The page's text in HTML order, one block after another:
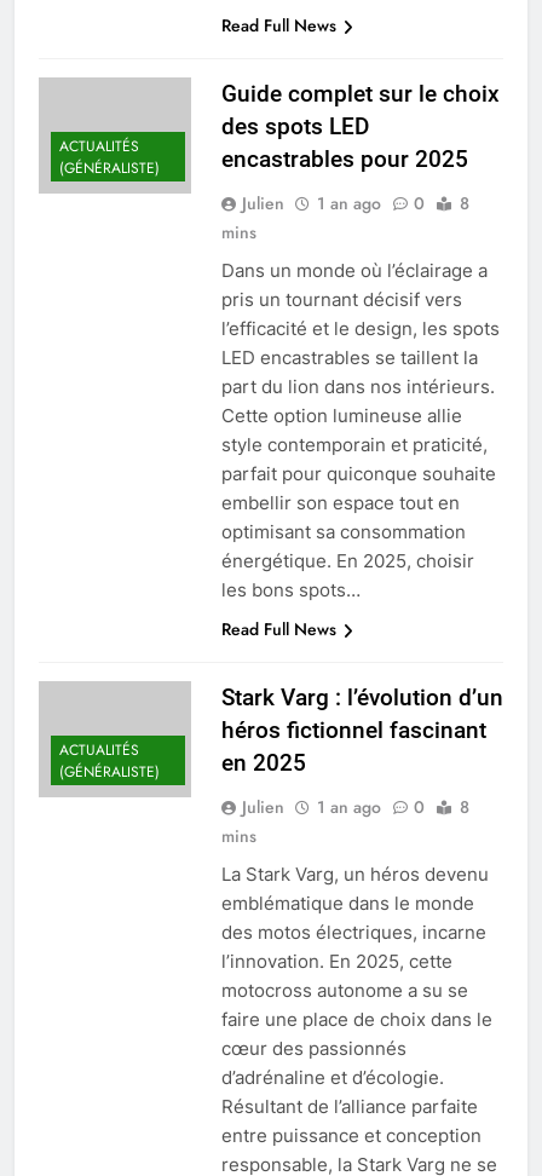
Read Full News
ACTUALITÉS
(GÉNÉRALISTE)
Guide complet sur le choix
des spots LED
encastrables pour 2025
Julien 1 an ago 0
8
mins
Dans un monde où l’éclairage a
pris un tournant décisif vers
l’efficacité et le design, les spots
LED encastrables se taillent la
part du lion dans nos intérieurs.
Cette option lumineuse allie
style contemporain et praticité,
parfait pour quiconque souhaite
embellir son espace tout en
optimisant sa consommation
énergétique. En 2025, choisir
les bons spots…
Read Full News
ACTUALITÉS
(GÉNÉRALISTE)
Stark Varg : l’évolution d’un
héros fictionnel fascinant
en 2025
Julien 1 an ago 0
8
mins
La Stark Varg, un héros devenu
emblématique dans le monde
des motos électriques, incarne
l’innovation. En 2025, cette
motocross autonome a su se
faire une place de choix dans le
cœur des passionnés
d’adrénaline et d’écologie.
Résultant de l’alliance parfaite
entre puissance et conception
responsable, la Stark Varg ne se